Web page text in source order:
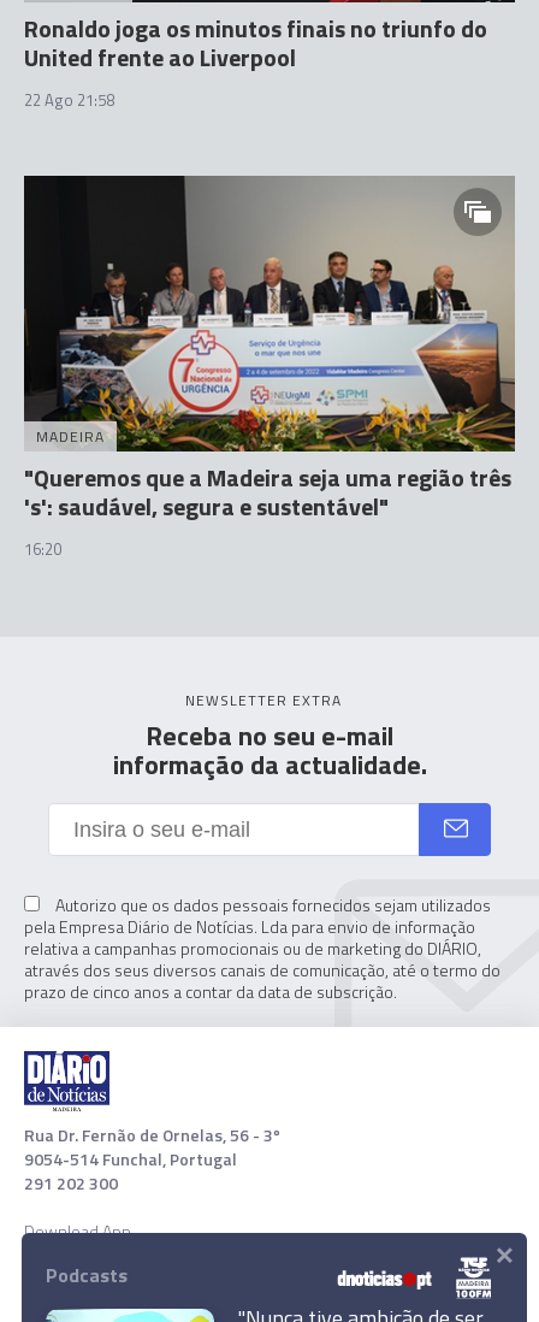
Ronaldo joga os minutos finais no triunfo do
United frente ao Liverpool
22 Ago 21:58
MADEIRA
"Queremos que a Madeira seja uma região três
's': saudável, segura e sustentável"
16:20
NEWSLETTER EXTRA
Receba no seu e-mail
informação da actualidade.
Autorizo que os dados pessoais fornecidos sejam utilizados
pela Empresa Diário de Notícias. Lda para envio de informação
relativa a campanhas promocionais ou de marketing do DIÁRIO,
através dos seus diversos canais de comunicação, até o termo do
prazo de cinco anos a contar da data de subscrição.
Rua Dr. Fernão de Ornelas, 56 - 3º
9054-514 Funchal, Portugal
291 202 300
Download App
Podcasts ×